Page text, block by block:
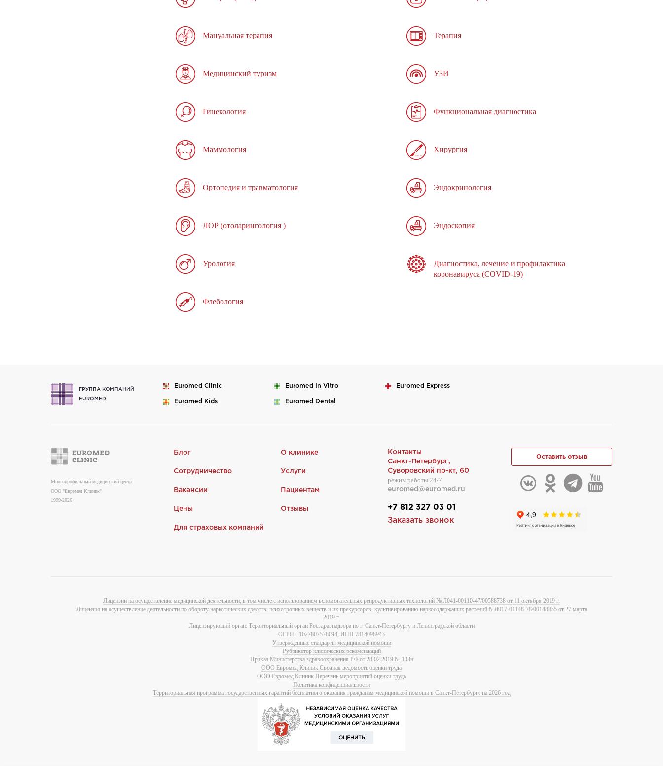
Мануальная терапия
Медицинский туризм
Гинекология
Маммология
Ортопедия и травматология
ЛОР (отоларингология )
Урология
Флебология
Терапия
УЗИ
Функциональная диагностика
Хирургия
Эндокринология
Эндоскопия
Диагностика, лечение и профилактика
коронавируса (COVID-19)
ГРУППА КОМПАНИЙ
EUROMED
Euromed Clinic Euromed In Vitro Euromed Express
Euromed Kids Euromed Dental
Многопрофильный медицинский центр
ООО "Евромед Клиник"
1999-2026
Блог О клинике
Сотрудничество Услуги
Вакансии Пациентам
Цены Отзывы
Для страховых компаний
Контакты
Санкт-Петербург,
Суворовский пр-кт, 60
режим работы 24/7
euromed@euromed.ru
+7 812 327 03 01
Заказать звонок
Оставить отзыв
Лицензии на осуществление медицинской деятельности, в том числе с использованием вспомогательных репродуктивных технологий № Л041-00110-47/00588738 от 11 октября 2019 г.
Лицензия на осуществление деятельности по обороту наркотических средств, психотропных веществ и их прекурсоров, культивированию наркосодержащих растений №Л017-01148-78/00148855 от 27 марта
2019 г.
Лицензирующий орган: Территориальный орган Росздравнадзора по г. Санкт-Петербургу и Ленинградской области
ОГРН - 1027807578094, ИНН 7814098943
Утвержденные стандарты медицинской помощи
Рубрикатор клинических рекомендаций
Приказ Министерства здравоохранения РФ от 28.02.2019 № 103н
ООО Евромед Клиник Сводная ведомость оценки труда
ООО Евромед Клиник Перечень мероприятий оценки труда
Политика конфиденциальности
Территориальная программа государственных гарантий бесплатного оказания гражданам медицинской помощи в Санкт-Петербурге на 2026 год